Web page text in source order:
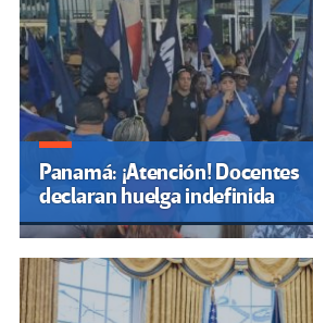
Panamá: ¡Atención! Docentes
declaran huelga indefinida